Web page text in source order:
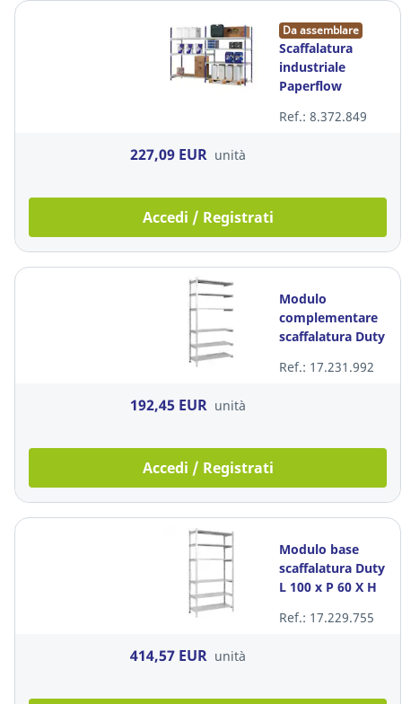
Da assemblare
Scaffalatura
industriale
Paperflow
acciaio
Ref.: 8.372.849
227,09 EUR unità
Accedi / Registrati
Modulo
complementare
scaffalatura Duty
Ref.: 17.231.992
192,45 EUR unità
Accedi / Registrati
Modulo base
scaffalatura Duty
L 100 x P 60 X H
Ref.: 17.229.755
414,57 EUR unità